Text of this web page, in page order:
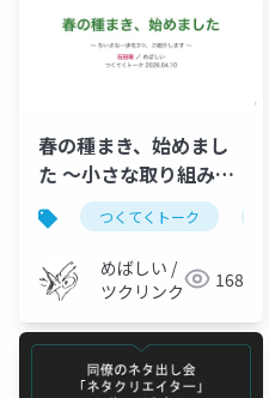
春の種まき、始めまし
た 〜小さな取り組みを
ご紹介します〜
つくてくトーク
めばしい /
ツクリンク
168